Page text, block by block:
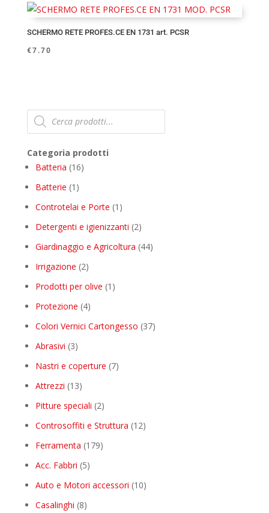
SCHERMO RETE PROFES.CE EN 1731 art. PCSR
€7.70
Products
search
Categoria prodotti
Batteria 1616
Batterie 1 1
product
Controtelai e Porte 1 1
product
Detergenti e igienizzanti 22
products
Giardinaggio e Agricoltura 4444
Irrigazione 22
products
Prodotti per olive 1 1
Protezione 44
products
Colori Vernici Cartongesso 3737
Abrasivi 33
products
Nastri e coperture 77
Attrezzi 1313
products
Pitture speciali 22
products
Controsoffiti e Struttura 1212
Ferramenta 179179
Acc. Fabbri 55
products
Auto e Motori accessori 1010
Casalinghi 88